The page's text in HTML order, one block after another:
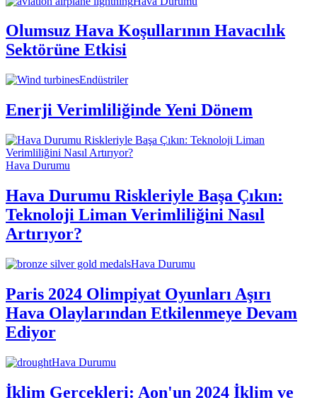
Olumsuz Hava Koşullarının Havacılık
Sektörüne Etkisi
Endüstriler
Enerji Verimliliğinde Yeni Dönem
Hava Durumu
Hava Durumu Riskleriyle Başa Çıkın:
Teknoloji Liman Verimliliğini Nasıl
Artırıyor?
Hava Durumu
Paris 2024 Olimpiyat Oyunları Aşırı
Hava Olaylarından Etkilenmeye Devam
Ediyor
Hava Durumu
İklim Gerçekleri: Aon'un 2024 İklim ve